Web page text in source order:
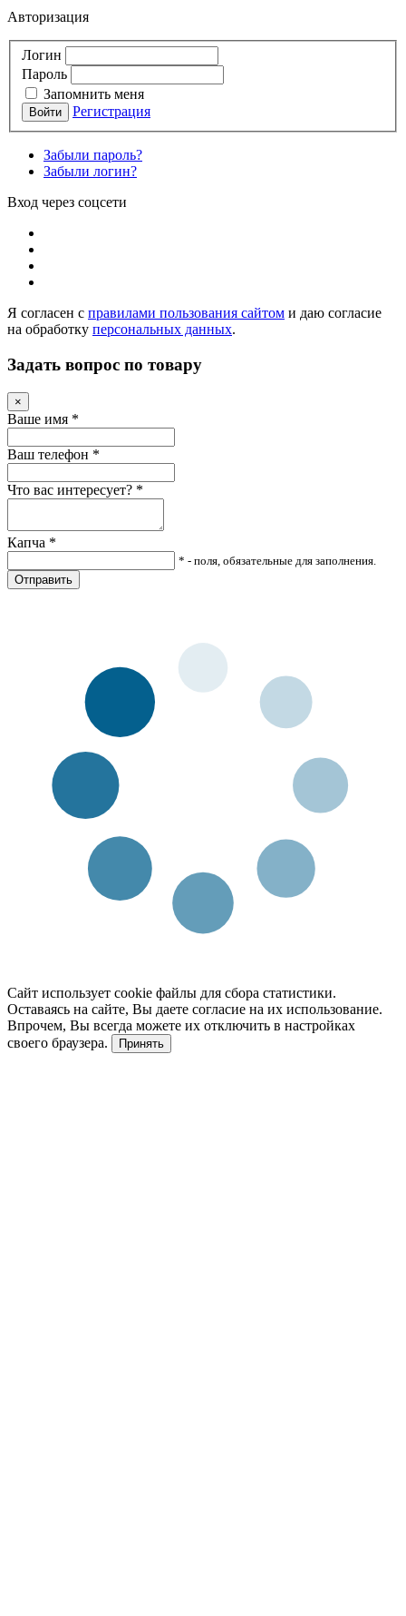
Авторизация
Логин
Пароль
Запомнить меня
Регистрация
Забыли пароль?
Забыли логин?
Вход через соцсети
Я согласен с правилами пользования сайтом и даю согласие
на обработку персональных данных.
Задать вопрос по товару
×
Ваше имя *
Ваш телефон *
Что вас интересует? *
Капча *
* - поля, обязательные для заполнения.
Отправить
Сайт использует cookie файлы для сбора статистики.
Оставаясь на сайте, Вы даете согласие на их использование.
Впрочем, Вы всегда можете их отключить в настройках
своего браузера.
Принять